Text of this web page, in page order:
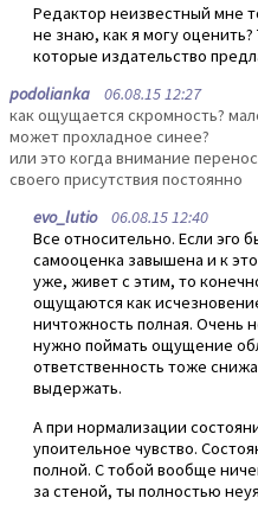
Редактор неизвестный мне
не знаю, как я могу
которые издательство
podolianka 06.08.15 12:27
как ощущается скромность?
может прохладное синее?
или это когда внимание
своего присутствия постоянно
evo_lutio06.08.15 12:40
Все относительно. Если эго
самооценка завышена и к
уже, живет с этим, то
ощущаются как
ничтожность полная. Очень
нужно поймать ощущение
ответственность тоже
выдержать.
А при нормализации
упоительное чувство.
полной. С тобой вообще
за стеной, ты полностью